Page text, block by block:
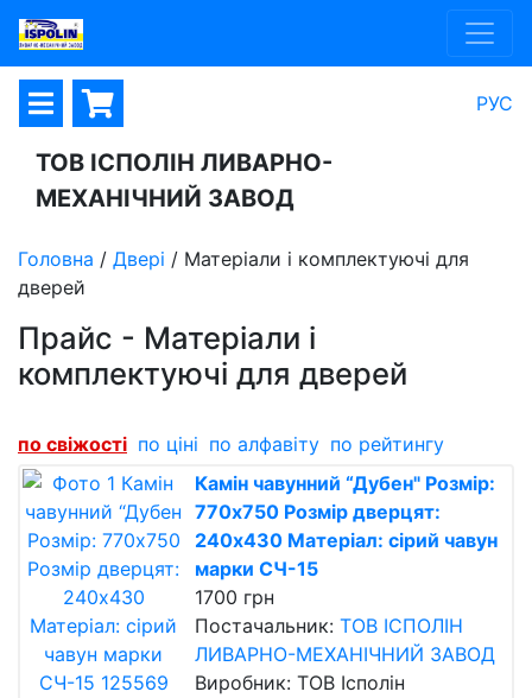
РУС
ТОВ ІСПОЛІН ЛИВАРНО-
МЕХАНІЧНИЙ ЗАВОД
Головна / Двері / Матеріали і комплектуючі для
дверей
Прайс - Матеріали і
комплектуючі для дверей
по свіжості по ціні по алфавіту по рейтингу
Камін чавунний “Дубен" Розмір:
770х750 Розмір дверцят:
240х430 Матеріал: сірий чавун
марки СЧ-15
1700 грн
Постачальник: ТОВ ІСПОЛІН
ЛИВАРНО-МЕХАНІЧНИЙ ЗАВОД
Виробник: ТОВ Ісполін